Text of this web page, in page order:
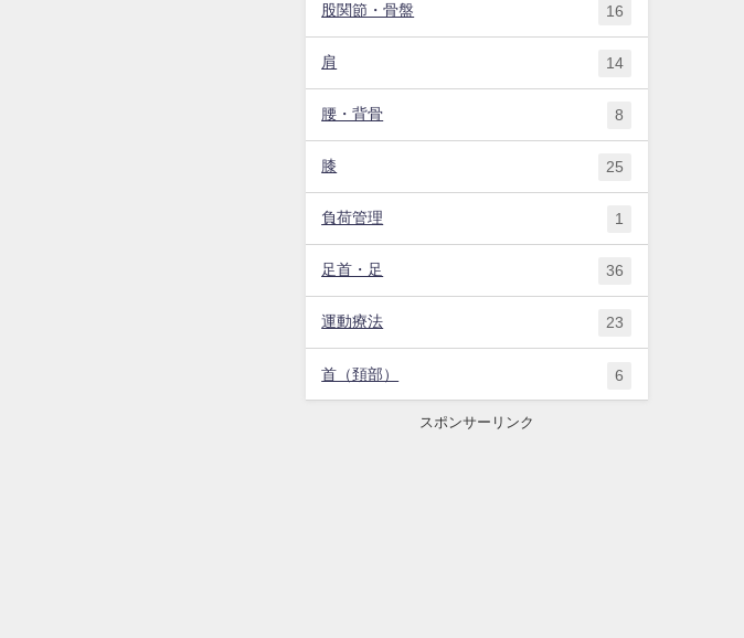
股関節・骨盤 16
肩 14
腰・背骨 8
膝 25
負荷管理 1
足首・足 36
運動療法 23
首（頚部） 6
スポンサーリンク